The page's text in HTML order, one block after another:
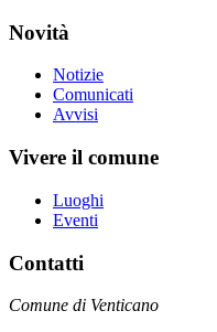
Novità
Notizie
Comunicati
Avvisi
Vivere il comune
Luoghi
Eventi
Contatti
Comune di Venticano